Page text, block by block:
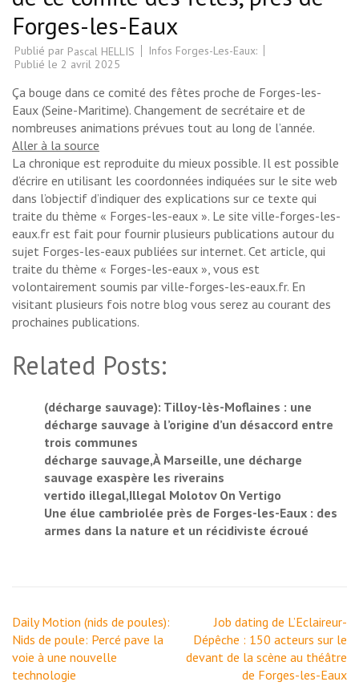
Forges-les-Eaux
Publié par Pascal HELLIS
Infos Forges-Les-Eaux:
Publié le 2 avril 2025
Ça bouge dans ce comité des fêtes proche de Forges-les-
Eaux (Seine-Maritime). Changement de secrétaire et de
nombreuses animations prévues tout au long de l’année.
Aller à la source
La chronique est reproduite du mieux possible. Il est possible
d’écrire en utilisant les coordonnées indiquées sur le site web
dans l’objectif d’indiquer des explications sur ce texte qui
traite du thème « Forges-les-eaux ». Le site ville-forges-les-
eaux.fr est fait pour fournir plusieurs publications autour du
sujet Forges-les-eaux publiées sur internet. Cet article, qui
traite du thème « Forges-les-eaux », vous est
volontairement soumis par ville-forges-les-eaux.fr. En
visitant plusieurs fois notre blog vous serez au courant des
prochaines publications.
Related Posts:
(décharge sauvage): Tilloy-lès-Moflaines : une
décharge sauvage à l’origine d’un désaccord entre
trois communes
décharge sauvage,À Marseille, une décharge
sauvage exaspère les riverains
vertido illegal,Illegal Molotov On Vertigo
Une élue cambriolée près de Forges-les-Eaux : des
armes dans la nature et un récidiviste écroué
Navigation
de
l’article
Daily Motion (nids de poules):
Nids de poule: Percé pave la
voie à une nouvelle
technologie
Job dating de L’Eclaireur-
Dépêche : 150 acteurs sur le
devant de la scène au théâtre
de Forges-les-Eaux